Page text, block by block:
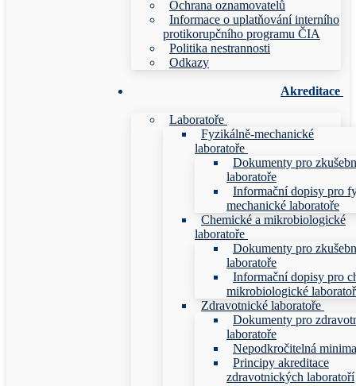
Ochrana oznamovatelů
Informace o uplatňování interního
protikorupčního programu ČIA
Politika nestrannosti
Odkazy
Akreditace
Laboratoře
Fyzikálně-mechanické
laboratoře
Dokumenty pro
laboratoře
Informační dopisy pro
mechanické laboratoře
Chemické a mikrobiologické
laboratoře
Dokumenty pro
laboratoře
Informační dopisy pro
mikrobiologické
Zdravotnické laboratoře
Dokumenty pro
laboratoře
Nepodkročitelná minima
Principy akreditace
zdravotnických laboratoří